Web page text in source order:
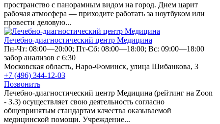
пространство с панорамным видом на город. Днем царит
рабочая атмосфера — приходите работать за ноутбуком или
провести деловую...
Лечебно-диагностический центр Медицина
Пн-Чт: 08:00—20:00; Пт-Сб: 08:00—18:00; Вс: 09:00—18:00
забор анализов с 6:30
Московская область, Наро-Фоминск, улица Шибанкова, 3
+7 (496) 344-12-03
Позвонить
Лечебно-диагностический центр Медицина (рейтинг на Zoon
- 3.3) осуществляет свою деятельность согласно
общепринятым стандартам качества оказываемой
медицинской помощи. Учреждение...